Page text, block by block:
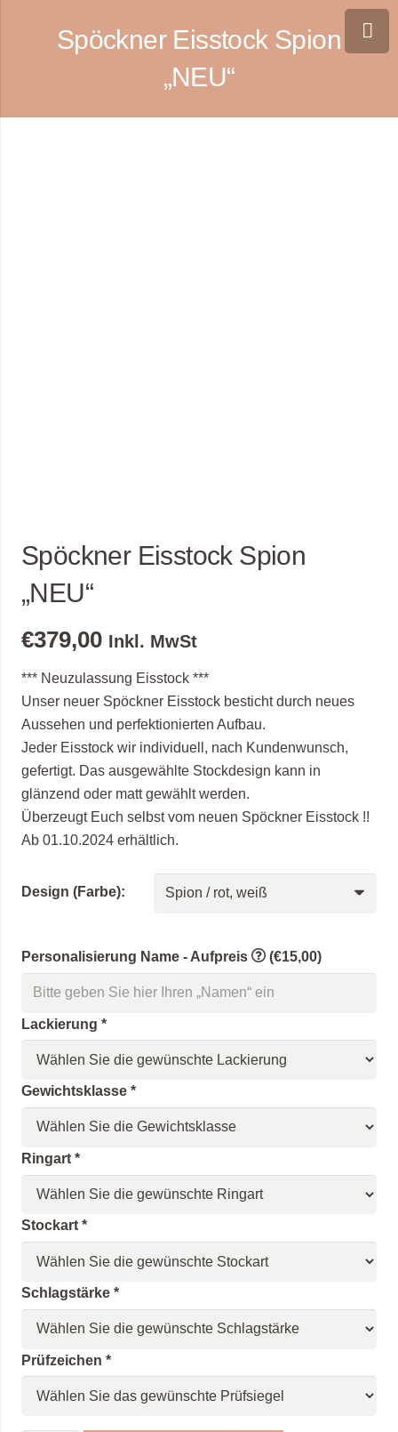
Spöckner Eisstock Spion
„NEU“
Spöckner Eisstock Spion
„NEU“
€379,00 Inkl. MwSt
*** Neuzulassung Eisstock ***
Unser neuer Spöckner Eisstock besticht durch neues
Aussehen und perfektionierten Aufbau.
Jeder Eisstock wir individuell, nach Kundenwunsch,
gefertigt. Das ausgewählte Stockdesign kann in
glänzend oder matt gewählt werden.
Überzeugt Euch selbst vom neuen Spöckner Eisstock !!
Ab 01.10.2024 erhältlich.
Design (Farbe):
Personalisierung Name - Aufpreis (€15,00)
Lackierung *
Gewichtsklasse *
Ringart *
Stockart *
Schlagstärke *
Prüfzeichen *